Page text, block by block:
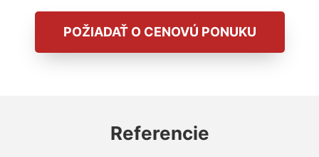
POŽIADAŤ O CENOVÚ PONUKU
Referencie